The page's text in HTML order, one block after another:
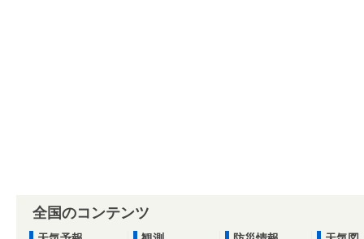
全国のコンテンツ